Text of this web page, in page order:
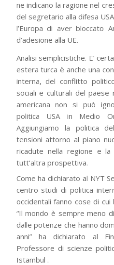
ne indicano la ragione nel
del segretario alla difesa
l’Europa di aver bloccato
d’adesione alla UE.
Analisi semplicistiche. E’
estera turca è anche una
interna, del conflitto
sociali e culturali del
americana non si può
politica USA in Medio
Aggiungiamo la politica
tensioni attorno al piano
ricadute nella regione e la
tutt’altra prospettiva.
Come ha dichiarato al NYT
centro studi di politica
occidentali fanno cose di
“Il mondo è sempre meno
dalle potenze che hanno
anni”ha dichiarato al
Professore di scienze
Istambul .